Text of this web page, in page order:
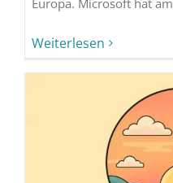
Europa. Microsoft hat am
Weiterlesen